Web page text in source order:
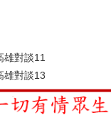
雄對談11
雄對談13